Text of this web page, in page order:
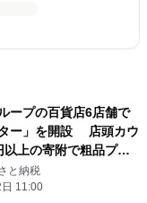
ープの百貨店6店舗で
ター」を開設 店頭カウ
以上の寄附で粗品プレ
と納税
11:00